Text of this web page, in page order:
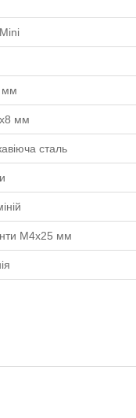
мм
мм
сталь
М4х25 мм